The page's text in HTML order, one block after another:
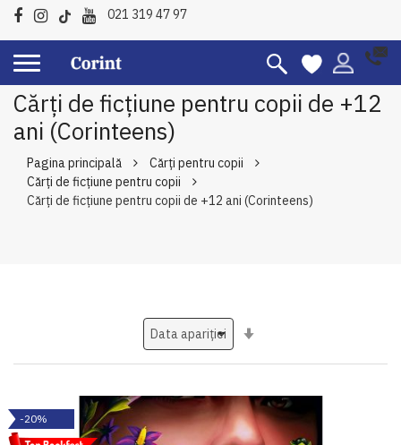
021 319 47 97
Cărți de ficțiune pentru copii de +12
ani (Corinteens)
Pagina principală
Cărți pentru copii
Cărți de ficțiune pentru copii
Cărți de ficțiune pentru copii de +12 ani (Corinteens)
-20%